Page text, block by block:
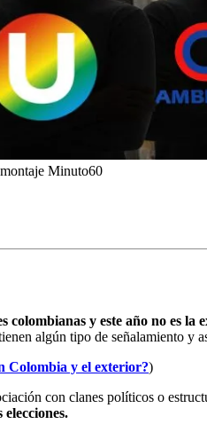
Minuto60
y este año no es la
algún tipo de señalamiento y
Colombia y el exterior?)
con clanes políticos o